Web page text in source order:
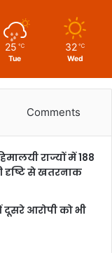
25 ℃
Tue
32 ℃
Wed
Comments
राज्यों में 188
दृष्टि से खतरनाक
आरोपी को भी